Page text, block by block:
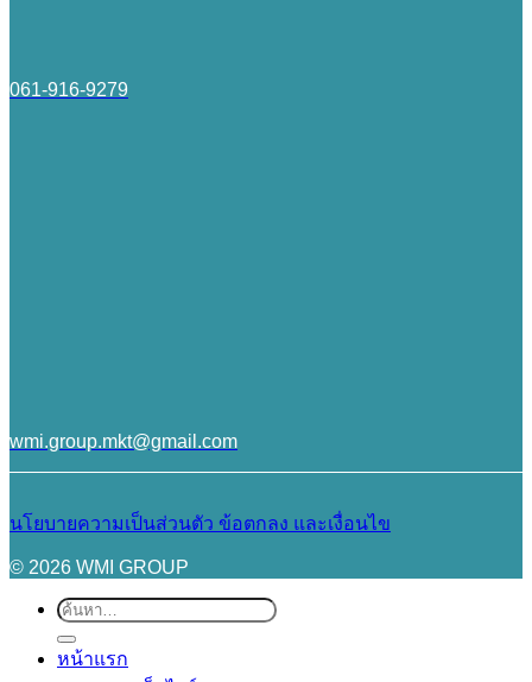
061-916-9279
wmi.group.mkt@gmail.com
นโยบายความเป็นส่วนตัว ข้อตกลง และเงื่อนไข
© 2026 WMI GROUP
ค้นหา:
หน้าแรก